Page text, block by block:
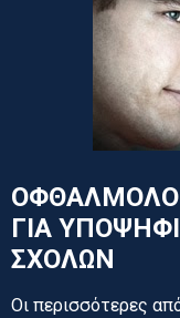
ΓΙΑ
ΣΧΟΛΩΝ
Οι περισσότερες